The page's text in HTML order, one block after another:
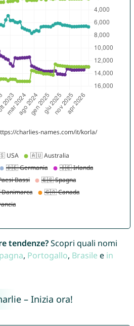
tendenze?Scopri quali nomi
, Portogallo, Brasile e in
– Inizia ora!